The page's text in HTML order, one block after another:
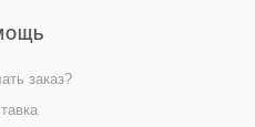
заказ?